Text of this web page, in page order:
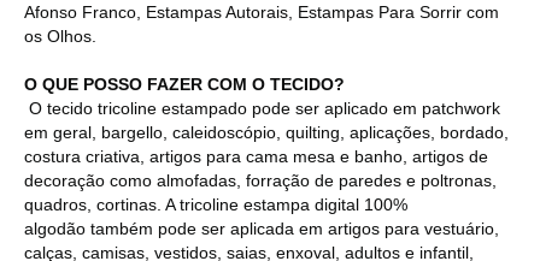
Afonso Franco, Estampas Autorais, Estampas Para Sorrir com
os Olhos.
O QUE POSSO FAZER COM O TECIDO?
O tecido tricoline estampado pode ser aplicado em patchwork
em geral, bargello, caleidoscópio, quilting, aplicações, bordado,
costura criativa, artigos para cama mesa e banho, artigos de
decoração como almofadas, forração de paredes e poltronas,
quadros, cortinas. A tricoline estampa digital 100%
algodão também pode ser aplicada em artigos para vestuário,
calças, camisas, vestidos, saias, enxoval, adultos e infantil,